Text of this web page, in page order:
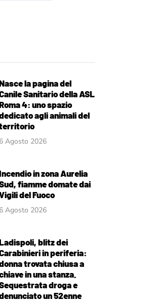
la pagina del
Sanitario della ASL
4: uno spazio
agli animali del
6 Agosto 2026
in zona Aurelia
fiamme domate dai
del Fuoco
6 Agosto 2026
blitz dei
in periferia:
trovata chiusa a
in una stanza.
droga e
un 52enne